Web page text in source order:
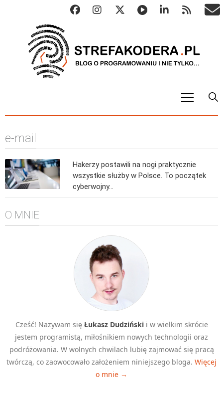
Metody numeryczne
Algorytmy sortowania
Algorytmy wyszukiwania
Inne
C++
Elementarz Java
Pascal
WEB
.htaccess
HTML 5
CSS 3
e-mail
Hakerzy postawili na nogi praktycznie
wszystkie służby w Polsce. To początek
cyberwojny…
O MNIE
Cześć! Nazywam się Łukasz Dudzińskii w wielkim skrócie
jestem programistą, miłośnikiem nowych technologii oraz
podróżowania. W wolnych chwilach lubię zajmować się pracą
twórczą, co zaowocowało założeniem niniejszego bloga. Więcej
o mnie →